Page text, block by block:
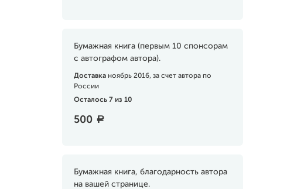
Бумажная книга (первым 10 спонсорам
с автографом автора).
Доставка ноябрь 2016, за счет автора по
России
Осталось 7 из 10
500 a
Бумажная книга, благодарность автора
на вашей странице.